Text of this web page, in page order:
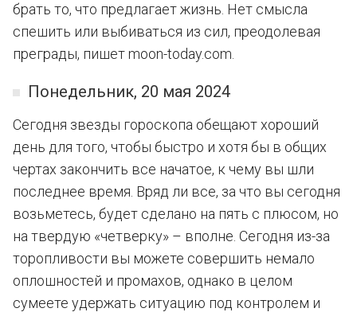
брать то, что предлагает жизнь. Нет смысла
спешить или выбиваться из сил, преодолевая
преграды, пишет moon-today.com.
Понедельник, 20 мая 2024
Сегодня звезды гороскопа обещают хороший
день для того, чтобы быстро и хотя бы в общих
чертах закончить все начатое, к чему вы шли
последнее время. Вряд ли все, за что вы сегодня
возьметесь, будет сделано на пять с плюсом, но
на твердую «четверку» – вполне. Сегодня из-за
торопливости вы можете совершить немало
оплошностей и промахов, однако в целом
сумеете удержать ситуацию под контролем и